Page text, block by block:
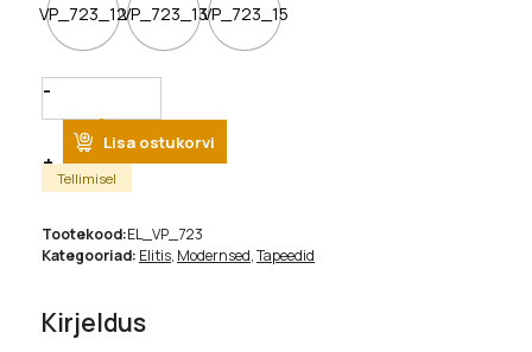
VP_723_12VP_723_13VP_723_15
Quantity
Lisa ostukorvi
Tellimisel
Tootekood:EL_VP_723
Kategooriad: Elitis, Modernsed,Tapeedid
Kirjeldus